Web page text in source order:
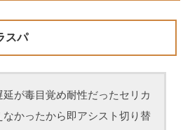
スパ
が毒目覚め耐性だったセリカ
かったから即アシスト切り替